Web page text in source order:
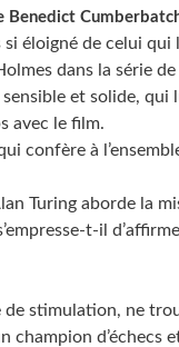
Benedict
éloigné de celui qui
dans la série
et solide, qui
avec le film.
confère à
Turing aborde la
t-il
de stimulation, ne
champion d’échecs